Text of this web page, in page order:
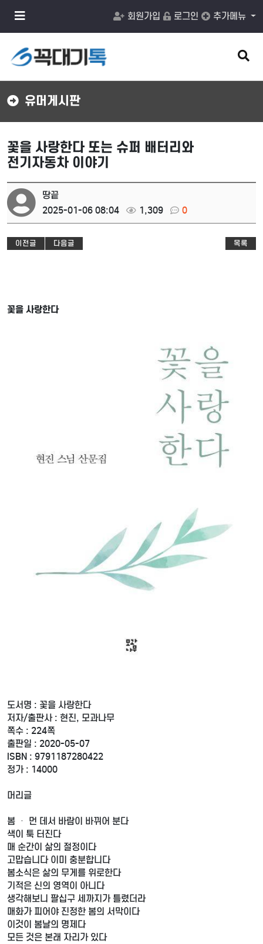
메
튼
회원가입 로그인 추가메뉴
검
색
버
유머게시판
꽃을 사랑한다 또는 슈퍼 배터리와
전기자동차 이야기
땅끝
2025-01-06 08:04
1,309 0
이전글 다음글 목록
꽃을 사랑한다
도서명 : 꽃을 사랑한다
저자/출판사 : 현진, 모과나무
쪽수 : 224쪽
출판일 : 2020-05-07
ISBN : 9791187280422
정가 : 14000
머리글
봄 ㆍ 먼 데서 바람이 바뀌어 분다
색이 툭 터진다
매 순간이 삶의 절정이다
고맙습니다 이미 충분합니다
봄소식은 삶의 무게를 위로한다
기적은 신의 영역이 아니다
생각해보니 팔십구 세까지가 틀렸더라
매화가 피어야 진정한 봄의 서막이다
이것이 봄날의 명제다
모든 것은 본래 자리가 있다